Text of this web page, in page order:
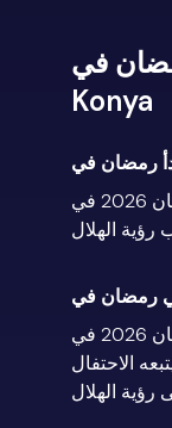
في
Konya
من المتوقع أن يبدأ رمضان 2026 في Konya مساء
من المتوقع أن ينتهي رمضان 2026 في Konya
الأربعاء 18 مارس 2026، يتبعه الاحتفال